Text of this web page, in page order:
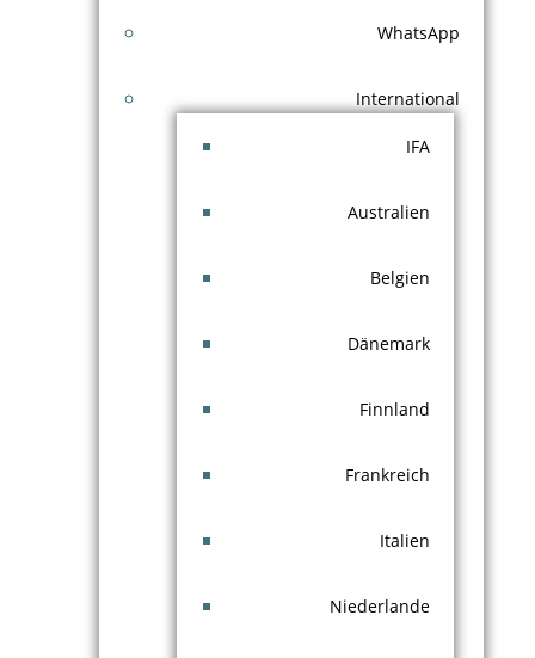
WhatsApp
International
IFA
Australien
Belgien
Dänemark
Finnland
Frankreich
Italien
Niederlande